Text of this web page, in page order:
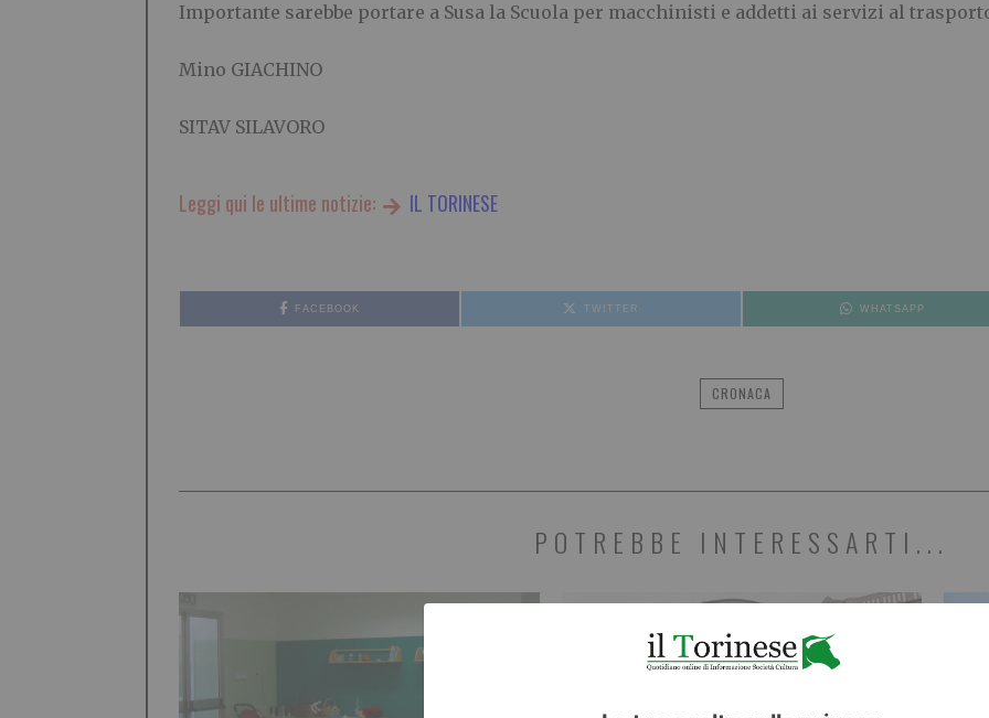
Importante sarebbe portare a Susa la Scuola per macchinisti e addetti ai servizi al
Mino GIACHINO
SITAV SILAVORO
Leggi qui le ultime notizie: IL TORINESE
FACEBOOK TWITTER WHATSAPP
CRONACA
POTREBBE INTERESSARTI...